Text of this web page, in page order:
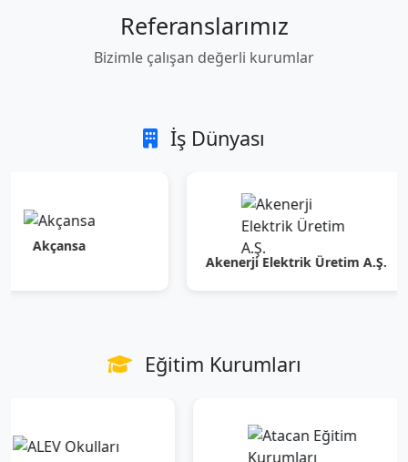
Referanslarımız
Bizimle çalışan değerli kurumlar
İş Dünyası
Akenerji Elektrik Üretim A.Ş.
Eğitim Kurumları